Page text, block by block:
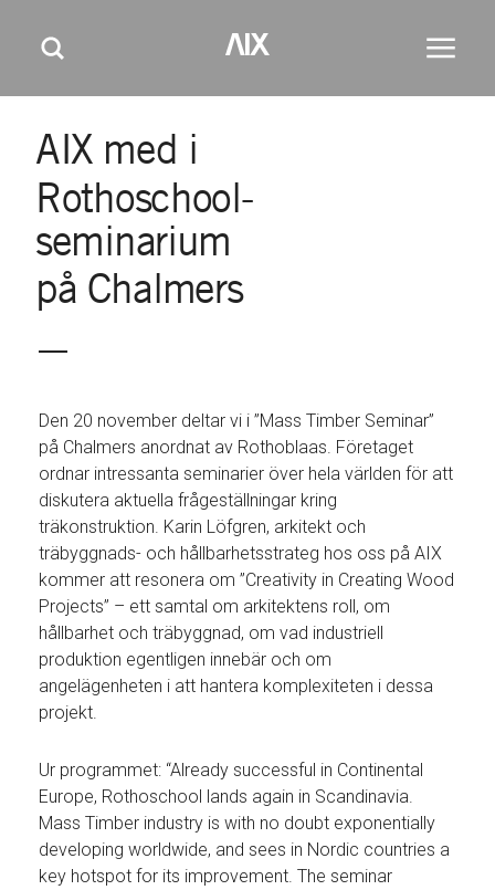
GÅ TILL HUVUDINNEHÅLL
GÅ TILL SIDFOT
M
e
n
y
AIX
Sök
AIX med i
Rothoschool-
seminarium
på Chalmers
Den 20 november deltar vi i ”Mass Timber Seminar”
på Chalmers anordnat av Rothoblaas. Företaget
ordnar intressanta seminarier över hela världen för att
diskutera aktuella frågeställningar kring
träkonstruktion. Karin Löfgren, arkitekt och
träbyggnads- och hållbarhetsstrateg hos oss på AIX
kommer att resonera om ”Creativity in Creating Wood
Projects” – ett samtal om arkitektens roll, om
hållbarhet och träbyggnad, om vad industriell
produktion egentligen innebär och om
angelägenheten i att hantera komplexiteten i dessa
projekt.
Ur programmet: “Already successful in Continental
Europe, Rothoschool lands again in Scandinavia.
Mass Timber industry is with no doubt exponentially
developing worldwide, and sees in Nordic countries a
key hotspot for its improvement. The seminar